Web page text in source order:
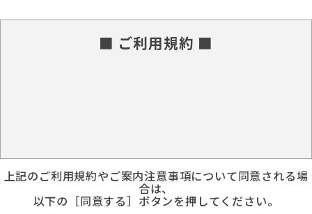
■ ご利用規約 ■
上記のご利用規約やご案内注意事項について同意される場
合は、
以下の［同意する］ボタンを押してください。